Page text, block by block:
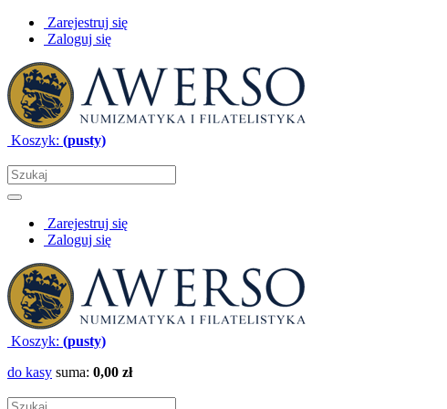
Zarejestruj się
Zaloguj się
Koszyk: (pusty)
Zarejestruj się
Zaloguj się
Koszyk: (pusty)
do kasy suma: 0,00 zł